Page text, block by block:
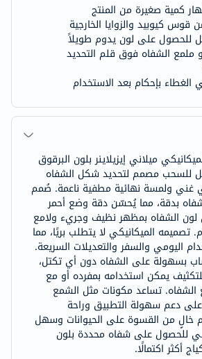
كمية صغيرة من المنتج
كيوبيد والزوايا الخارجية
للحصول على لون يدوم طويلاً
ملمع الشفاه فوق قلم التحديد
بإحكام بعد الاستخدام
ميلاني إيزيلاينر بلون البرقوق
للسحب مصمم لتحديد شكل الشفاه
غني ولمسة نهائية مطفية ناعمة. صُمم
بدقة، مما يُحسّن دقة وضع أحمر
لون الشفاه بمظهر نظيف وجريء ولامع
تصميمه الميكانيكي لا يتطلب بريًا، مما
اليومي والسفر والتعديلات السريعة.
بسهولة على الشفاه دون أي تكتل،
يمكن استخدامه بمفرده أو مع
الشفاه. تساعد مكونات مثل الشمع
دعم سهولة التطبيق وراحة
خالٍ من القسوة على الحيوانات وسهل
للحصول على شفاه محددة بلون
أكثر اكتمالًا.